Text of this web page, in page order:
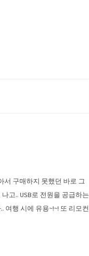
서 구매하지 못했던 바로 그
고.. USB로 전원을 공급하는
여행 시에 유용~!~! 또 리모컨